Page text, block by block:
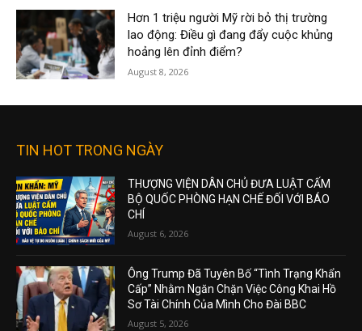
Hơn 1 triệu người Mỹ rời bỏ thị trường
lao động: Điều gì đang đẩy cuộc khủng
hoảng lên đỉnh điểm?
August 8, 2026
TIN HOT TRONG NGÀY
THƯỢNG VIỆN DÂN CHỦ ĐƯA LUẬT CẤM
BỘ QUỐC PHÒNG HẠN CHẾ ĐỐI VỚI BÁO
CHÍ
August 6, 2026
Ông Trump Đã Tuyên Bố “Tình Trạng Khẩn
Cấp” Nhằm Ngăn Chặn Việc Công Khai Hồ
Sơ Tài Chính Của Mình Cho Đài BBC
August 5, 2026